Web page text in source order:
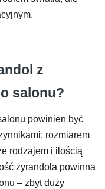
z
salonu?
powinien być
rozmiarem
rodzajem i ilością
żyrandola powinna
– zbyt duży